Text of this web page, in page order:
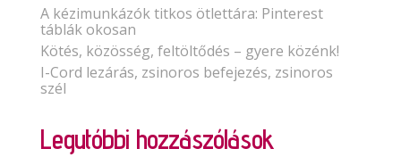
A kézimunkázók titkos ötlettára: Pinterest
táblák okosan
Kötés, közösség, feltöltődés – gyere közénk!
I-Cord lezárás, zsinoros befejezés, zsinoros
szél
Legutóbbi hozzászólások